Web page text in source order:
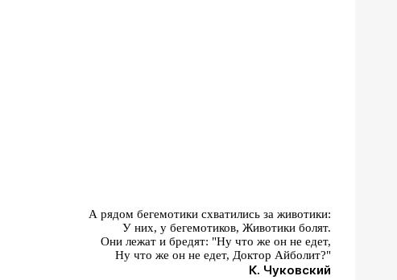
А рядом бегемотики схватились за животики:
У них, у бегемотиков, Животики болят.
Они лежат и бредят: "Ну что же он не едет,
Ну что же он не едет, Доктор Айболит?"
К. Чуковский